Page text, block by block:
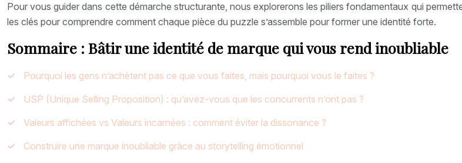
Pour vous guider dans cette démarche structurante, nous explorerons les piliers fondamentaux qui
les clés pour comprendre comment chaque pièce du puzzle s’assemble pour former une identité forte.
Sommaire : Bâtir une identité de marque qui vous rend inoubliable
Pourquoi les gens n’achètent pas ce que vous faites, mais pourquoi vous le faites ?
USP (Unique Selling Proposition) : qu’avez-vous que les concurrents n’ont pas ?
Valeurs affichées vs Valeurs incarnées : comment éviter la dissonance ?
Construire une marque inoubliable grâce au storytelling émotionnel